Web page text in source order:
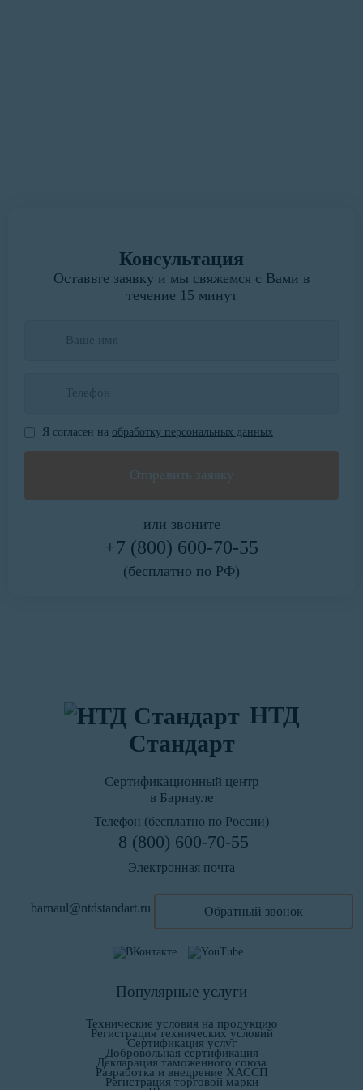
Консультация
Оставьте заявку и мы свяжемся с Вами в
течение 15 минут
Я согласен на обработку персональных данных
или звоните
+7 (800) 600-70-55
(бесплатно по РФ)
НТД
Стандарт
Сертификационный центр
в Барнауле
Телефон (бесплатно по России)
8 (800) 600-70-55
Электронная почта
barnaul@ntdstandart.ru Обратный звонок
Популярные услуги
Технические условия на продукцию
Регистрация технических условий
Сертификация услуг
Добровольная сертификация
Декларация таможенного союза
Разработка и внедрение ХАССП
Регистрация торговой марки